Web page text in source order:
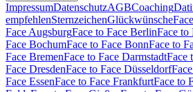
ImpressumDatenschutzAGBCoaching
empfehlenSternzeichenGlückwünsche
Face AugsburgFace to Face BerlinFace to
Face BochumFace to Face BonnFace to
Face BremenFace to Face DarmstadtFace
Face DresdenFace to Face Düsseldorf
Face EssenFace to Face FrankfurtFace to